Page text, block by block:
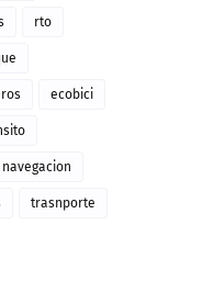
rto
ecobici
navegacion
trasnporte